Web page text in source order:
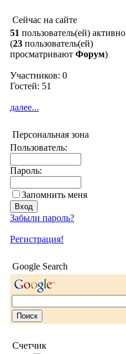
Сейчас на сайте
51 пользователь(ей) активно
(23 пользователь(ей)
просматривают Форум)
Участников: 0
Гостей: 51
далее...
Персональная зона
Пользователь:
Пароль:
Запомнить меня
Забыли пароль?
Регистрация!
Google Search
Счетчик